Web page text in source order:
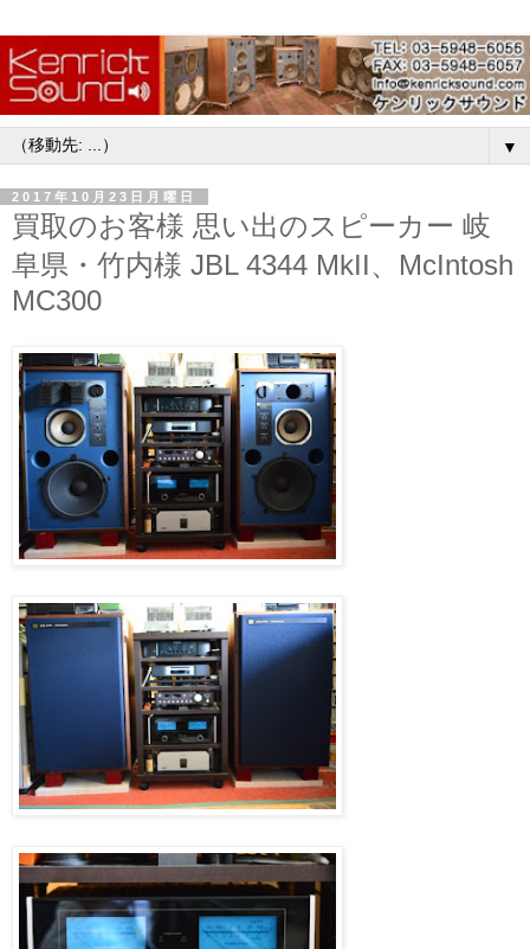
▼
2017年10月23日月曜日
買取のお客様 思い出のスピーカー 岐
阜県・竹内様 JBL 4344 MkII、McIntosh
MC300